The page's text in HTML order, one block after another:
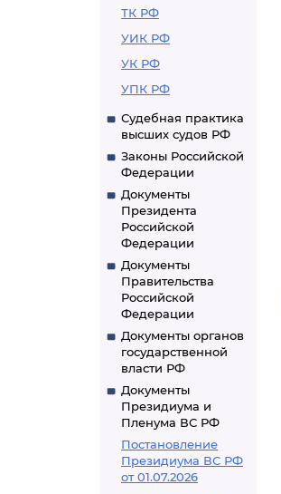
ТК РФ
УИК РФ
УК РФ
УПК РФ
Судебная практика
высших судов РФ
Законы Российской
Федерации
Документы
Президента
Российской
Федерации
Документы
Правительства
Российской
Федерации
Документы органов
государственной
власти РФ
Документы
Президиума и
Пленума ВС РФ
Постановление
Президиума ВС РФ
от 01.07.2026